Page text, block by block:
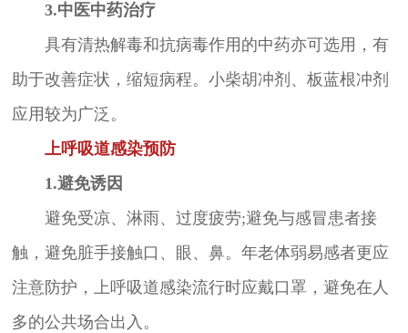
3.中医中药治疗
具有清热解毒和抗病毒作用的中药亦可选用，有
助于改善症状，缩短病程。小柴胡冲剂、板蓝根冲剂
应用较为广泛。
上呼吸道感染预防
1.避免诱因
避免受凉、淋雨、过度疲劳;避免与感冒患者接
触，避免脏手接触口、眼、鼻。年老体弱易感者更应
注意防护，上呼吸道感染流行时应戴口罩，避免在人
多的公共场合出入。